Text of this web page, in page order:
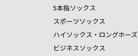
5本指ソックス
スポーツソックス
ハイソックス・ロングホーズ
ビジネスソックス